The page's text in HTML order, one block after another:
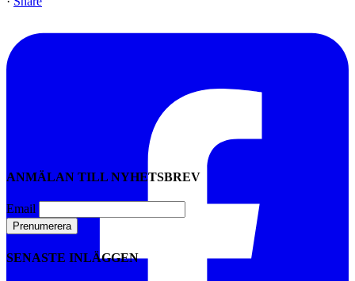
ANMÄLAN TILL NYHETSBREV
Email
SENASTE INLÄGGEN